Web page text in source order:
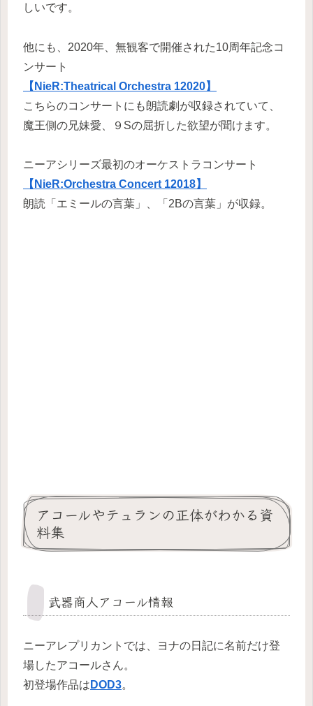
しいです。
他にも、2020年、無観客で開催された10周年記念コ
ンサート
【NieR:Theatrical Orchestra 12020】
こちらのコンサートにも朗読劇が収録されていて、
魔王側の兄妹愛、９Sの屈折した欲望が聞けます。
ニーアシリーズ最初のオーケストラコンサート
【NieR:Orchestra Concert 12018】
朗読「エミールの言葉」、「2Bの言葉」が収録。
アコールやテュランの正体がわかる資
料集
武器商人アコール情報
ニーアレプリカントでは、ヨナの日記に名前だけ登
場したアコールさん。
初登場作品は DOD3。